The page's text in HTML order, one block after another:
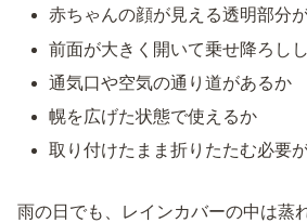
赤ちゃんの顔が見える透明部分
前面が大きく開いて乗せ降ろし
通気口や空気の通り道があるか
幌を広げた状態で使えるか
取り付けたまま折りたたむ必要
雨の日でも、レインカバーの中は蒸